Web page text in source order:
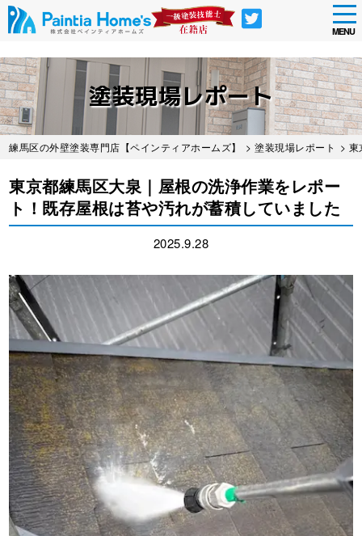
Skip
to
main
content
MENU
塗装現場レポート
練馬区の外壁塗装専門店【ペインティアホームズ】 >塗装現場レポート >
東京都練馬区大泉｜屋根の洗浄作業をレポー
ト！既存屋根は苔や汚れが蓄積していました
2025.9.28